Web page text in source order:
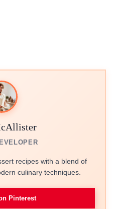
recipes with a blend of
culinary techniques.
Pinterest